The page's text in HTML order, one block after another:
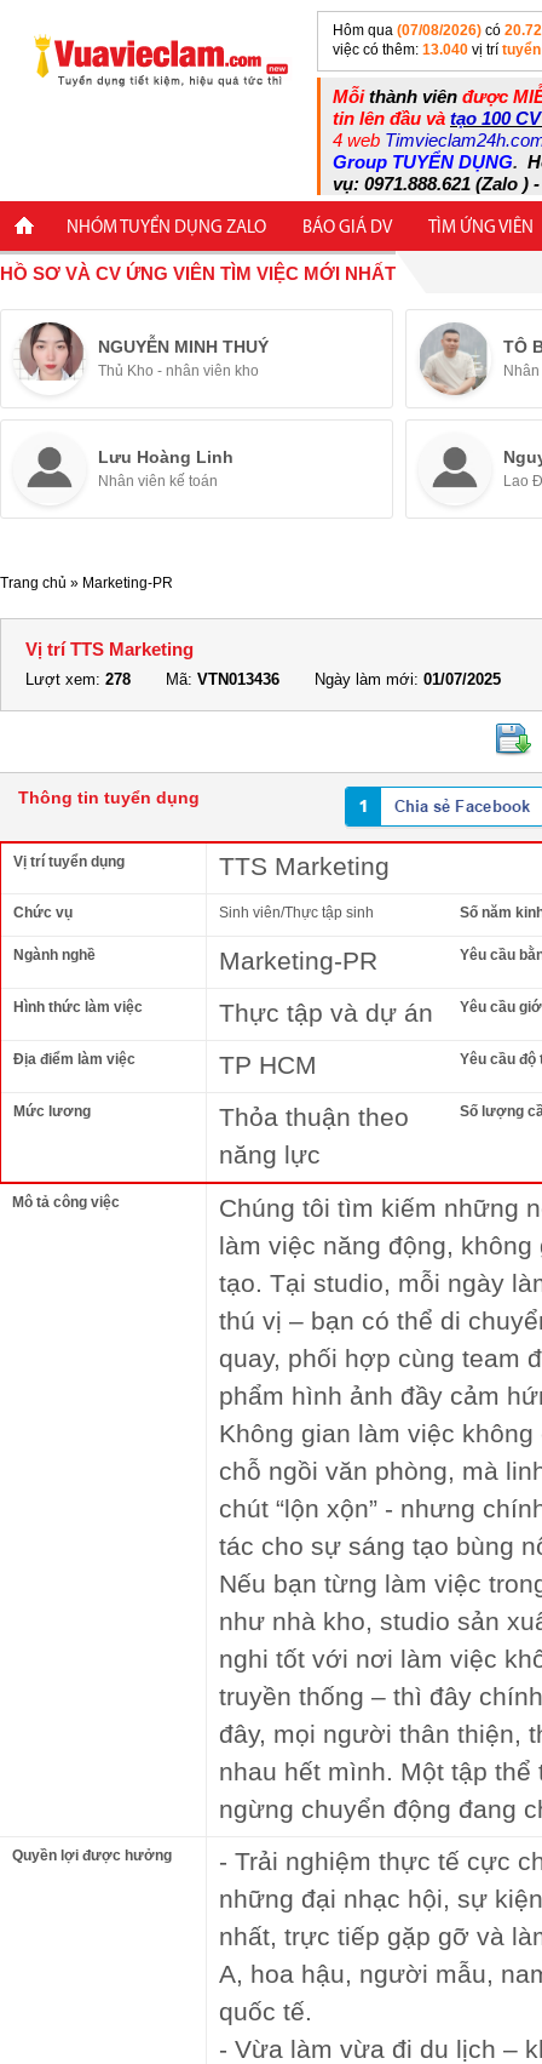
Hôm qua (07/08/2026) có
việc có thêm: 13.040 vị trí
Mỗithành viên được
tin lên đầu và tạo 100
4 web
Group TUYỂN DỤNG.
vụ: 0971.888.621 (Zalo )
NHÓM TUYỂN DỤNG ZALO BÁO GIÁ DV TÌM ỨNG VIÊN
HỒ SƠ VÀ CV ỨNG VIÊN TÌM VIỆC MỚI NHẤT
NGUYỄN MINH THUÝ
Thủ Kho - nhân viên kho
TÔ
Lưu Hoàng Linh
Nhân viên kế toán Lao
Trang chủ » Marketing-PR
Vị trí TTS Marketing
Lượt xem: 278 Mã: VTN013436 Ngày làm mới: 01/07/2025
Thông tin tuyển dụng
Vị trí tuyển dụng TTS Marketing
Chức vụ Sinh viên/Thực tập sinh Số năm
Ngành nghề Marketing-PR Yêu cầu
Hình thức làm việc Thực tập và dự án Yêu cầu
Địa điểm làm việc TP HCM Yêu cầu độ
Mức lương
Thỏa thuận theo
năng lực
Số lượng
Mô tả công việc
Chúng tôi tìm kiếm những
làm việc năng động,
tạo. Tại studio, mỗi ngày
thú vị – bạn có thể di
quay, phối hợp cùng team
phẩm hình ảnh đầy cảm
Không gian làm việc
chỗ ngồi văn phòng, mà
chút “lộn xộn” - nhưng
tác cho sự sáng tạo bùng
Nếu bạn từng làm việc
như nhà kho, studio sản
nghi tốt với nơi làm việc
truyền thống – thì đây
đây, mọi người thân thiện,
nhau hết mình. Một tập thể
ngừng chuyển động đang
Quyền lợi được hưởng
- Trải nghiệm thực tế cực
những đại nhạc hội, sự
nhất, trực tiếp gặp gỡ và
A, hoa hậu, người mẫu,
quốc tế.
- Vừa làm vừa đi du lịch –